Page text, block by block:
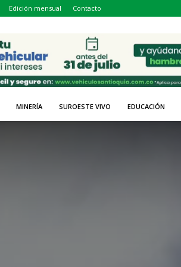
Edición mensual Contacto
MINERÍA SUROESTE VIVO EDUCACIÓN